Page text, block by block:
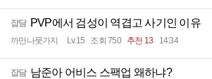
잡담 PVP에서 검성이 역겹고 사기인 이유
까만나뭇가지 Lv.15 조회 750 추천 13 14:34
잡담 남준아 어비스 스팩업 왜하냐?